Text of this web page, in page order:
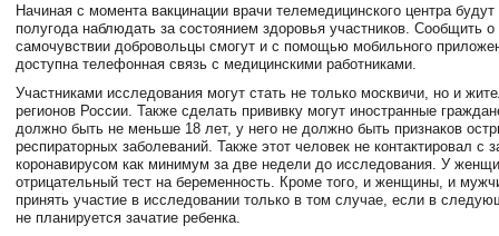
Начиная с момента вакцинации врачи телемедицинского центра будут
полугода наблюдать за состоянием здоровья участников. Сообщить
самочувствии добровольцы смогут и с помощью мобильного
доступна телефонная связь с медицинскими работниками.
Участниками исследования могут стать не только москвичи, но и
регионов России. Также сделать прививку могут иностранные
должно быть не меньше 18 лет, у него не должно быть признаков
респираторных заболеваний. Также этот человек не контактировал с
коронавирусом как минимум за две недели до исследования. У
отрицательный тест на беременность. Кроме того, и женщины, и
принять участие в исследовании только в том случае, если в
не планируется зачатие ребенка.